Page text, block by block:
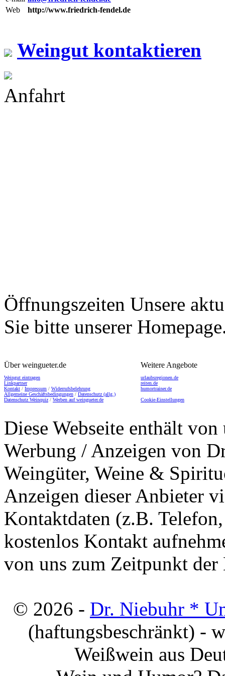
Web
http://www.friedrich-fendel.de
Weingut kontaktieren
Anfahrt
Öffnungszeiten Unsere
Sie bitte unserer
Über weingueter.de
Weingut eintragen
Linkpartner
Kontakt / Impressum / Widerrufsbelehrung
Allgemeine Geschäftsbedingungen / Datenschutz (allg.)
Datenschutz Weinquiz / Werben auf weingueter.de
Weitere Angebote
urlaubsregionen.de
reiten.de
humortrainer.de
Cookie-Einstellungen
Diese Webseite enthält
Werbung / Anzeigen von
Weingüter, Weine &
Anzeigen dieser Anbieter
Kontaktdaten (z.B.
kostenlos Kontakt
von uns zum Zeitpunkt
© 2026 - Dr. Niebuhr *
(haftungsbeschränkt) -
Weißwein aus